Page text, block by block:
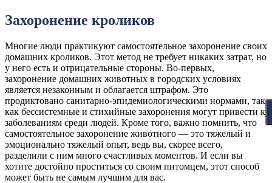
Захоронение кроликов
Многие люди практикуют самостоятельное захоронение своих
домашних кроликов. Этот метод не требует никаких затрат, но
у него есть и отрицательные стороны. Во-первых,
захоронение домашних животных в городских условиях
является незаконным и облагается штрафом. Это
продиктовано санитарно-эпидемиологическими нормами, так
как бессистемные и стихийные захоронения могут привести к
заболеваниям среди людей. Кроме того, важно помнить, что
самостоятельное захоронение животного — это тяжелый и
эмоционально тяжелый опыт, ведь вы, скорее всего,
разделили с ним много счастливых моментов. И если вы
хотите достойно проститься со своим питомцем, этот способ
может быть не самым лучшим для вас.